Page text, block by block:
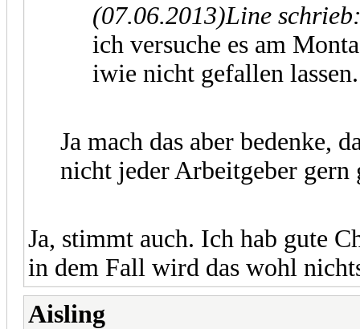
(07.06.2013)Line
ich versuche es am
iwie nicht gefallen lassen.
Ja mach das aber bedenke,
nicht jeder Arbeitgeber gern
Ja, stimmt auch. Ich hab gute
in dem Fall wird das wohl
Aisling